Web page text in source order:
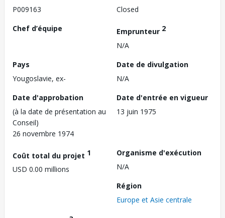
P009163
Closed
Chef d’équipe
Emprunteur 2
N/A
Pays
Yougoslavie, ex-
Date de divulgation
N/A
Date d'approbation
(à la date de présentation au
Conseil)
26 novembre 1974
Date d'entrée en vigueur
13 juin 1975
Coût total du projet 1
USD 0.00 millions
Organisme d'exécution
N/A
Région
Europe et Asie centrale